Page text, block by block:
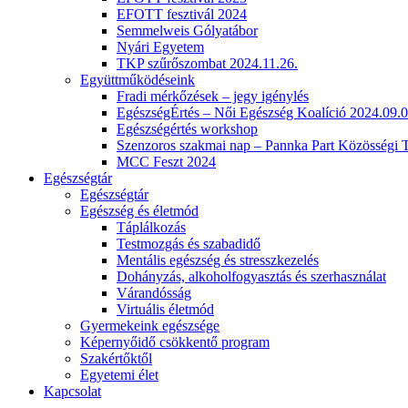
EFOTT fesztivál 2024
Semmelweis Gólyatábor
Nyári Egyetem
TKP szűrőszombat 2024.11.26.
Együttműködéseink
Fradi mérkőzések – jegy igénylés
EgészségÉrtés – Női Egészség Koalíció
Egészségértés workshop
Szenzoros szakmai nap – Pannka Part Közösségi
MCC Feszt 2024
Egészségtár
Egészségtár
Egészség és életmód
Táplálkozás
Testmozgás és szabadidő
Mentális egészség és stresszkezelés
Dohányzás, alkoholfogyasztás és szerhasználat
Várandósság
Virtuális életmód
Gyermekeink egészsége
Képernyőidő csökkentő program
Szakértőktől
Egyetemi élet
Kapcsolat